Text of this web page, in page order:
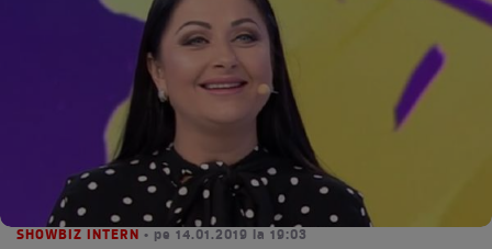
SHOWBIZ INTERN • pe 14.01.2019 la 19:03